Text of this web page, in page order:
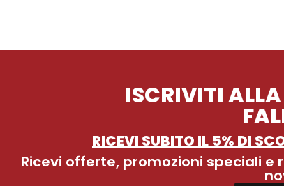
ISCRIVITI
RICEVI SUBITO IL 5% DI
Ricevi offerte, promozioni speciali